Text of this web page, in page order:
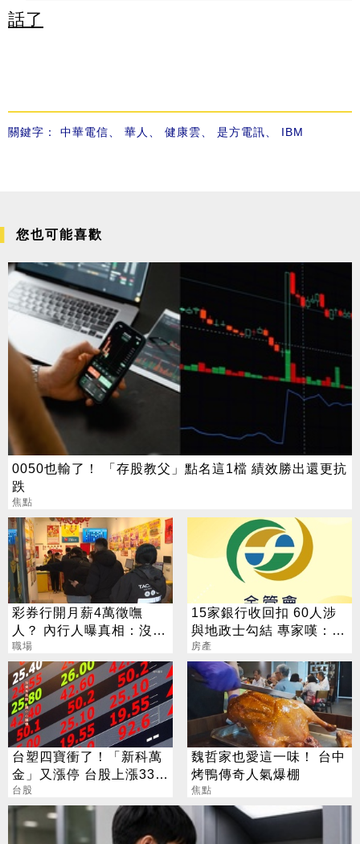
話了
關鍵字： 中華電信、 華人 、 健康雲、 是方電訊、 IBM
您也可能喜歡
0050也輸了！ 「存股教父」點名這1檔 績效勝出還更抗
跌
焦點
彩券行開月薪4萬徵嘸
人？ 內行人曝真相：沒想
像中輕鬆
職場
15家銀行收回扣 60人涉
與地政士勾結 專家嘆：徹
查恐血流成河
房產
台塑四寶衝了！「新科萬
金」又漲停 台股上漲330
點
台股
魏哲家也愛這一味！ 台中
烤鴨傳奇人氣爆棚
焦點